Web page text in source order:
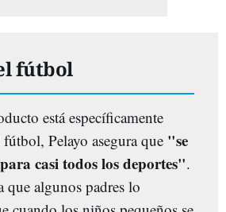
fútbol
está específicamente
Pelayo asegura que "se
casi todos los deportes".
que algunos padres lo